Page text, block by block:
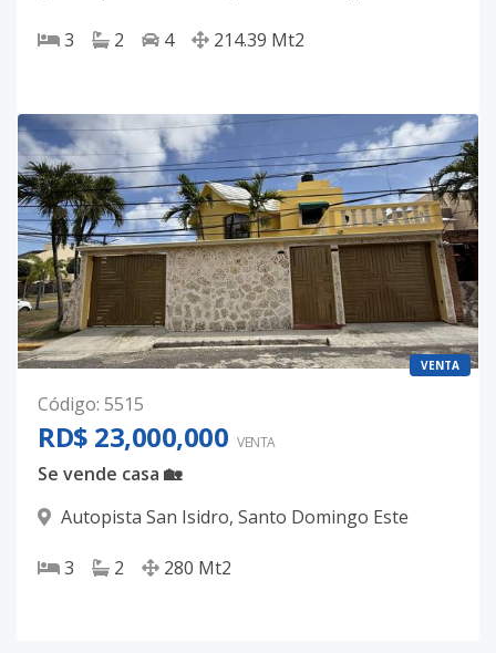
3 2 4 214.39 Mt2
VENTA
Código: 5515
RD$ 23,000,000 VENTA
Se vende casa 🏡
Autopista San Isidro, Santo Domingo Este
3 2 280 Mt2